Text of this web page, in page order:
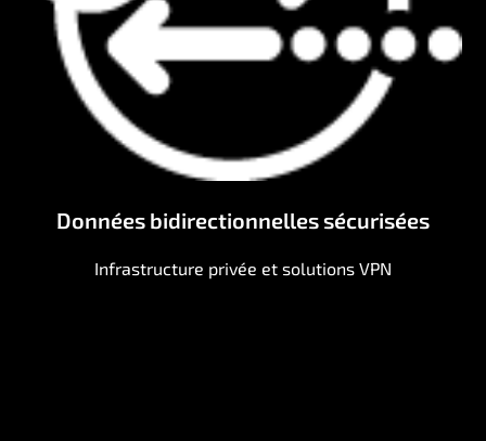
Données bidirectionnelles sécurisées
Infrastructure privée et solutions VPN